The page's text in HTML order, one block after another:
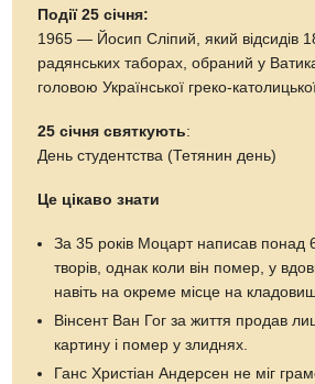
Події 25 січня:
1965 — Йосип Сліпий, який відсидів
радянських таборах, обраний у
головою Української греко-
25 січня святкують:
День студентства (Тетянин день)
Це цікаво знати
За 35 років Моцарт написав понад
творів, однак коли він помер, у
навіть на окреме місце на
Вінсент Ван Гог за життя продав
картину і помер у злиднях.
Ганс Христіан Андерсен не міг